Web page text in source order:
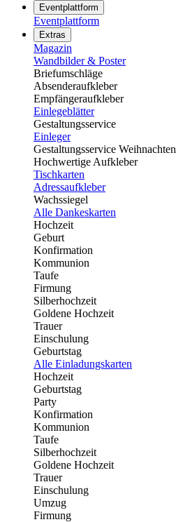
Eventplattform
Eventplattform
Extras
Magazin
Wandbilder & Poster
Briefumschläge
Absenderaufkleber
Empfängeraufkleber
Einlegeblätter
Gestaltungsservice
Einleger
Gestaltungsservice Weihnachten
Hochwertige Aufkleber
Tischkarten
Adressaufkleber
Wachssiegel
Alle Dankeskarten
Hochzeit
Geburt
Konfirmation
Kommunion
Taufe
Firmung
Silberhochzeit
Goldene Hochzeit
Trauer
Einschulung
Geburtstag
Alle Einladungskarten
Hochzeit
Geburtstag
Party
Konfirmation
Kommunion
Taufe
Silberhochzeit
Goldene Hochzeit
Trauer
Einschulung
Umzug
Firmung